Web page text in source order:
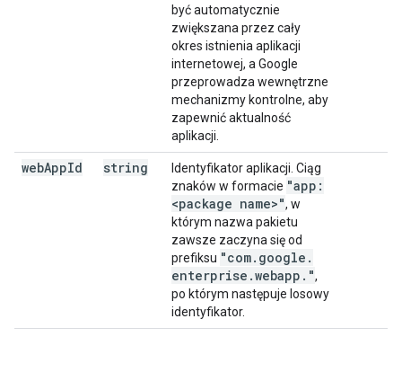
być automatycznie
zwiększana przez cały
okres istnienia aplikacji
internetowej, a Google
przeprowadza wewnętrzne
mechanizmy kontrolne, aby
zapewnić aktualność
aplikacji.
webAppId string
Identyfikator aplikacji. Ciąg
znaków w formacie "app:
<package name>", w
którym nazwa pakietu
zawsze zaczyna się od
prefiksu "com. google .
enterprise .webapp . ",
po którym następuje losowy
identyfikator.